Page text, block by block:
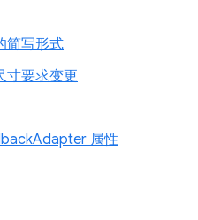
简写形式
寸要求变更
属性